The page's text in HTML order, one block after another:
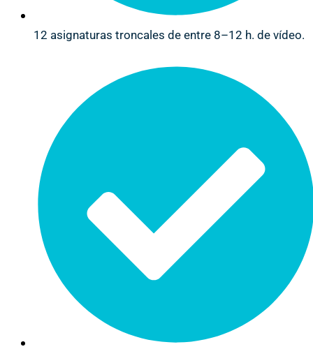
12 asignaturas troncales de entre 8–12 h. de vídeo.